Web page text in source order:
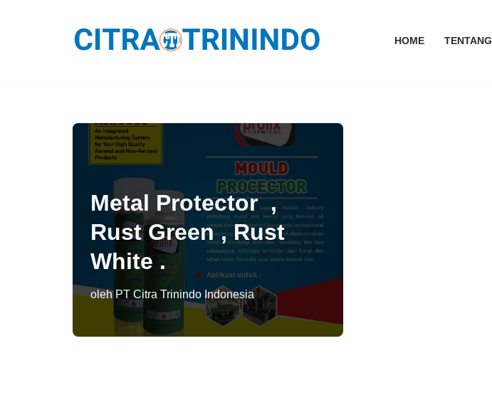
HOME TENTANG
Metal Protector ,
Rust Green , Rust
White .
olehPT Citra Trinindo Indonesia